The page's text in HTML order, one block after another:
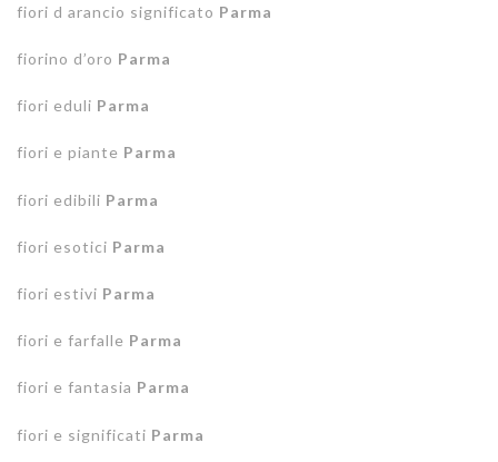
fiori d arancio significato Parma
fiorino d’oro Parma
fiori eduli Parma
fiori e piante Parma
fiori edibili Parma
fiori esotici Parma
fiori estivi Parma
fiori e farfalle Parma
fiori e fantasia Parma
fiori e significati Parma